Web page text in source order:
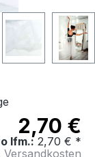
2,70 €
lfm.: 2,70 € *